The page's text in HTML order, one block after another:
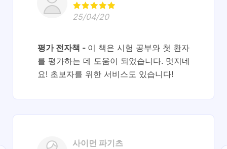
25/04/20
평가 전자책
이 책은 시험 공부와 첫 환자
를 평가하는 데 도움이 되었습니다. 멋지네
요! 초보자를 위한 서비스도 있습니다!
사이먼 파기츠